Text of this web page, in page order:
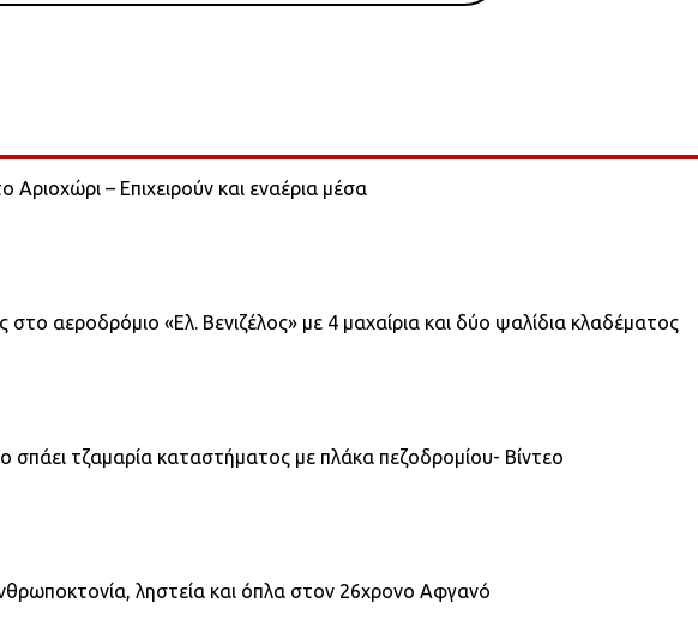
– Επιχειρούν και εναέρια μέσα
αεροδρόμιο «Ελ. Βενιζέλος» με 4 μαχαίρια και δύο ψαλίδια κλαδέματος
σπάει τζαμαρία καταστήματος με πλάκα πεζοδρομίου- Βίντεο
ληστεία και όπλα στον 26χρονο Αφγανό